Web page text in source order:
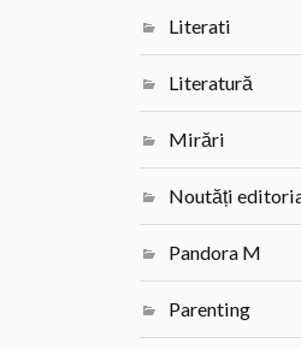
Literati
Literatură
Mirări
Noutăți
Pandora M
Parenting